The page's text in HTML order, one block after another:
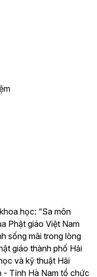
học: “Sa môn
Phật giáo Việt Nam
sống mãi trong lòng
giáo thành phố Hải
và kỹ thuật Hải
- Tỉnh Hà Nam tổ chức